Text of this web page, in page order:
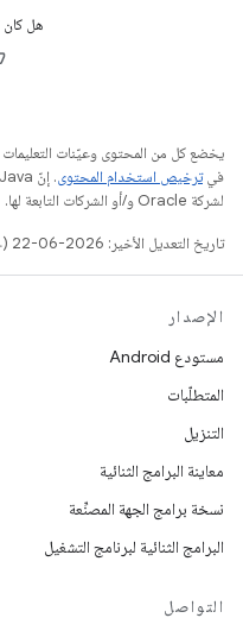
هل كان
يخضع كل من المحتوى وعيّنات
فيترخيص استخدام المحتوى
لشركة Oracle و/أو الشركات التابعة لها.
تاريخ التعديل الأخير: 2026-06-22 (حسب التوقيت العالمي المتفَّق عليه)
الإصدار
مستودع Android
المتطلّبات
التنزيل
معاينة البرامج الثنائية
نسخة برامج الجهة المصنِّعة
البرامج الثنائية لبرنامج التشغيل
التواصل